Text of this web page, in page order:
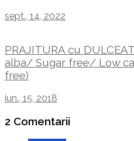
sept., 14, 2022
PRAJITURA cu
alba/ Sugar free/ Low
free)
iun., 15, 2018
2 Comentarii